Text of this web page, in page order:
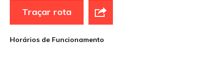
Traçar rota
Horários de Funcionamento